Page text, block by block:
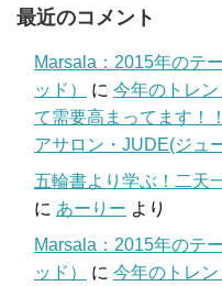
最近のコメント
Marsala：2015年のテ
ッド）
に 今年のトレ
て需要高まってます！
アサロン・JUDE(ジュ
五輪書より学ぶ！二天
に あーりー より
Marsala：2015年のテ
ッド）
に 今年のトレ